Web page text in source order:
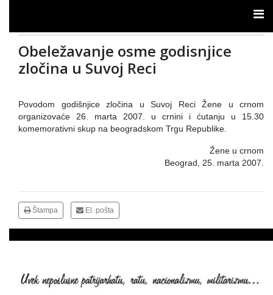
Obeležavanje osme godisnjice
zločina u Suvoj Reci
Povodom godišnjice zločina u Suvoj Reci Žene u crnom
organizovaće 26. marta 2007. u crnini i ćutanju u 15.30
komemorativni skup na beogradskom Trgu Republike.
Žene u crnom
Beograd, 25. marta 2007.
Štampa El. pošta